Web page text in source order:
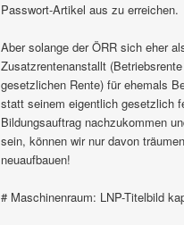
Passwort-Artikel aus zu erreichen.
Aber solange der ÖRR sich eher
Zusatzrentenanstallt
gesetzlichen Rente) für ehemals
statt seinem eigentlich gesetzlich
Bildungsauftrag nachzukommen
sein, können wir nur davon
neuaufbauen!
# Maschinenraum: LNP-Titelbild